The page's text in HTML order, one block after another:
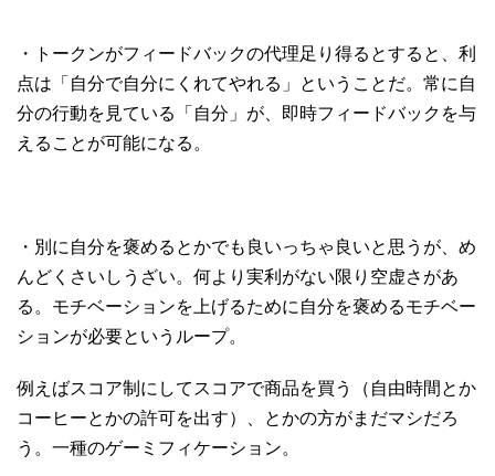
・トークンがフィードバックの代理足り得るとすると、利
点は「自分で自分にくれてやれる」ということだ。常に自
分の行動を見ている「自分」が、即時フィードバックを与
えることが可能になる。
・別に自分を褒めるとかでも良いっちゃ良いと思うが、め
んどくさいしうざい。何より実利がない限り空虚さがあ
る。モチベーションを上げるために自分を褒めるモチベー
ションが必要というループ。
例えばスコア制にしてスコアで商品を買う（自由時間とか
コーヒーとかの許可を出す）、とかの方がまだマシだろ
う。一種のゲーミフィケーション。